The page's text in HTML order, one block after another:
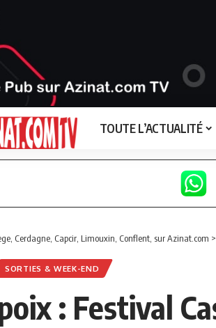
TOUTE L’ACTUALITÉ
Cerdagne, Capcir, Limouxin, Conflent, sur Azinat.com >
SORTIES & WEEK-END
: Festival